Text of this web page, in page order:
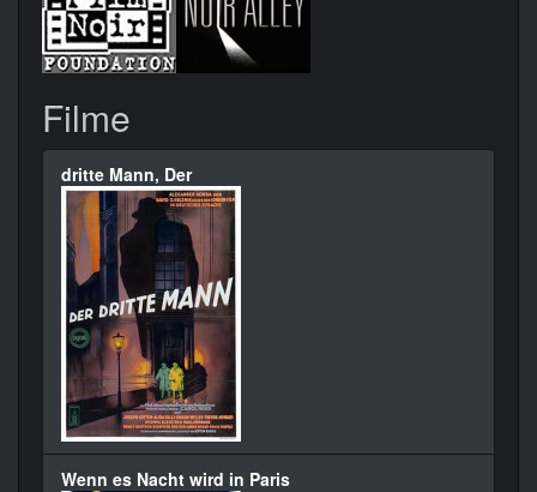
Filme
dritte Mann, Der
Wenn es Nacht wird in Paris